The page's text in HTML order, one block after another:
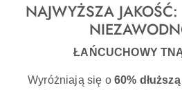
NAJWYŻSZA
ŁAŃCUCHOWY
Wyróżniają się o 60%